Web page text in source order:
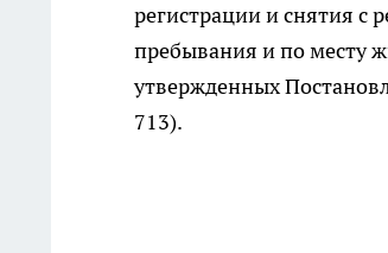
регистрации и снятия с
пребывания и по месту
утвержденных
713).